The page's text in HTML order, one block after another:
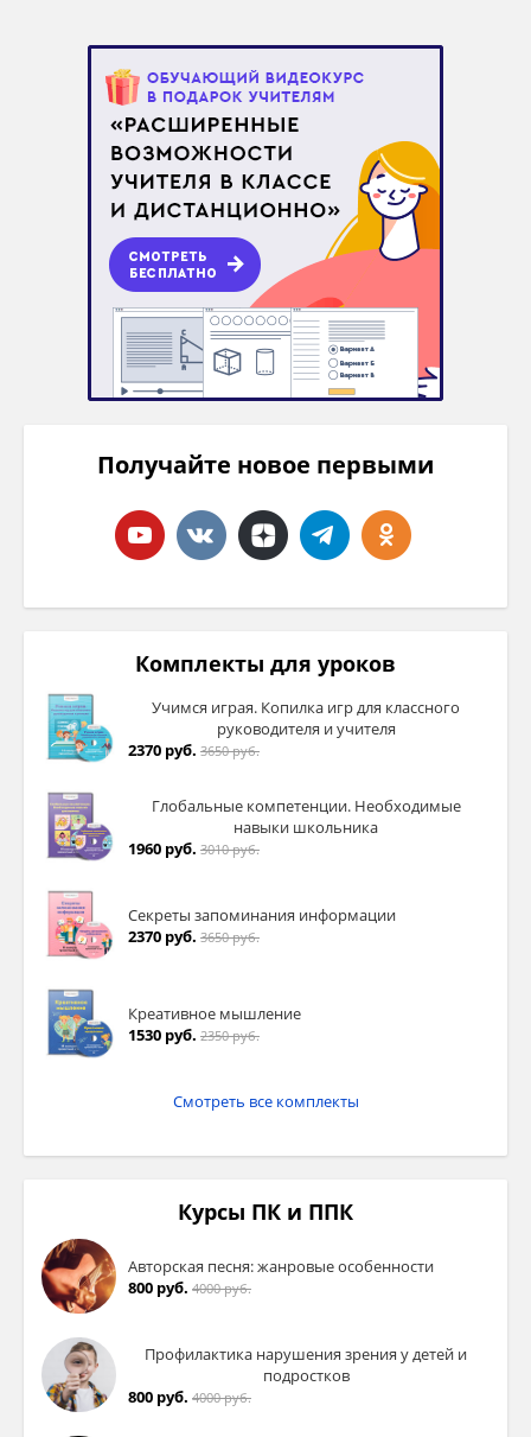
Получайте новое первыми
Комплекты для уроков
Учимся играя. Копилка игр для классного
руководителя и учителя
2370 руб. 3650 руб.
Глобальные компетенции. Необходимые
навыки школьника
1960 руб. 3010 руб.
Секреты запоминания информации
2370 руб. 3650 руб.
Креативное мышление
1530 руб. 2350 руб.
Смотреть все комплекты
Курсы ПК и ППК
Авторская песня: жанровые особенности
800 руб. 4000 руб.
Профилактика нарушения зрения у детей и
подростков
800 руб. 4000 руб.